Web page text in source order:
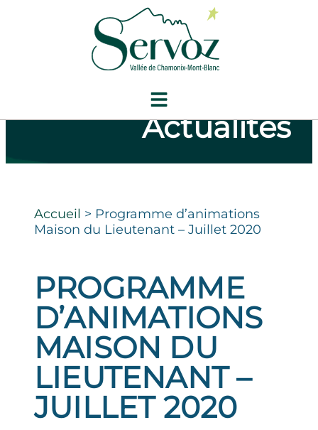
Actualités
Accueil > Programme d’animations
Maison du Lieutenant – Juillet 2020
PROGRAMME
D’ANIMATIONS
MAISON DU
LIEUTENANT –
JUILLET 2020